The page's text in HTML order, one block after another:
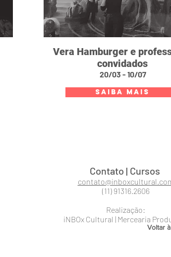
Vera Hamburger e
convidados
20/03 - 10/07
SAIBA MAIS
Voltar
Contato | Cursos
(11) 91316.2606
Realização:
iNBOx Cultural | Mercearia